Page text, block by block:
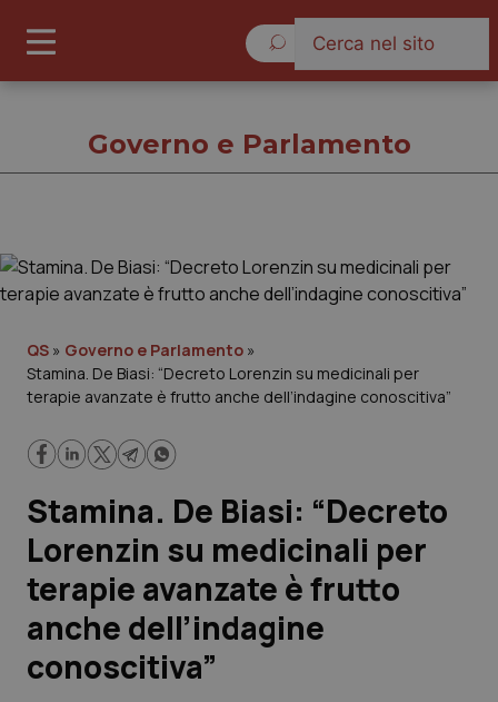
Governo e Parlamento
Regioni e Asl
Lavoro e Professioni
Scienza e Farmaci
Studi e Analisi
Lettere al direttore
Governo e Parlamento
QS » Governo e Parlamento »
Stamina. De Biasi: “Decreto Lorenzin su medicinali per
terapie avanzate è frutto anche dell’indagine conoscitiva”
Stamina. De Biasi: “Decreto
Lorenzin su medicinali per
terapie avanzate è frutto
anche dell’indagine
conoscitiva”